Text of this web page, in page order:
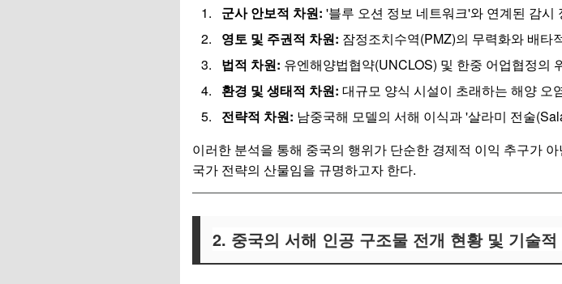
군사 안보적 차원: '블루 오션 정보 네트워크'와 연계된 감
영토 및 주권적 차원: 잠정조치수역(PMZ)의 무력화와 배타
법적 차원: 유엔해양법협약(UNCLOS) 및 한중 어업협정의
환경 및 생태적 차원: 대규모 양식 시설이 초래하는 해양 오
전략적 차원: 남중국해 모델의 서해 이식과 '살라미 전술
이러한 분석을 통해 중국의 행위가 단순한 경제적 이익 추구가
국가 전략의 산물임을 규명하고자 한다.
2. 중국의 서해 인공 구조물 전개 현황 및 기술적